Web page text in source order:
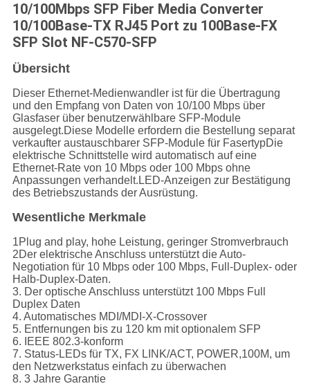
10/100Mbps SFP Fiber Media Converter
10/100Base-TX RJ45 Port zu 100Base-FX
SFP Slot NF-C570-SFP
Übersicht
Dieser Ethernet-Medienwandler ist für die Übertragung
und den Empfang von Daten von 10/100 Mbps über
Glasfaser über benutzerwählbare SFP-Module
ausgelegt.Diese Modelle erfordern die Bestellung separat
verkaufter austauschbarer SFP-Module für FasertypDie
elektrische Schnittstelle wird automatisch auf eine
Ethernet-Rate von 10 Mbps oder 100 Mbps ohne
Anpassungen verhandelt.LED-Anzeigen zur Bestätigung
des Betriebszustands der Ausrüstung.
Wesentliche Merkmale
1Plug and play, hohe Leistung, geringer Stromverbrauch
2Der elektrische Anschluss unterstützt die Auto-
Negotiation für 10 Mbps oder 100 Mbps, Full-Duplex- oder
Halb-Duplex-Daten.
3. Der optische Anschluss unterstützt 100 Mbps Full
Duplex Daten
4. Automatisches MDI/MDI-X-Crossover
5. Entfernungen bis zu 120 km mit optionalem SFP
6. IEEE 802.3-konform
7. Status-LEDs für TX, FX LINK/ACT, POWER,100M, um
den Netzwerkstatus einfach zu überwachen
8. 3 Jahre Garantie